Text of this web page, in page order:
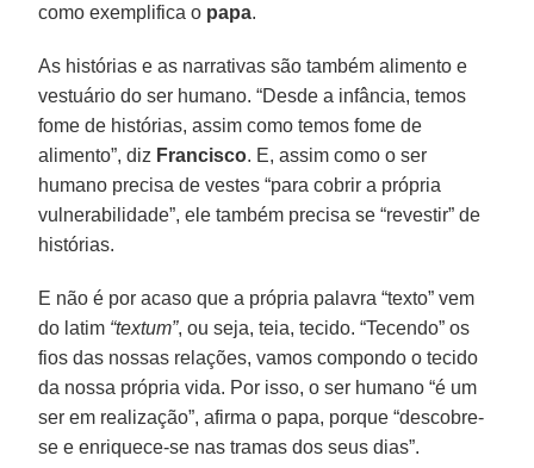
como exemplifica o papa.
As histórias e as narrativas são também alimento e
vestuário do ser humano. “Desde a infância, temos
fome de histórias, assim como temos fome de
alimento”, diz Francisco. E, assim como o ser
humano precisa de vestes “para cobrir a própria
vulnerabilidade”, ele também precisa se “revestir” de
histórias.
E não é por acaso que a própria palavra “texto” vem
do latim “textum”, ou seja, teia, tecido. “Tecendo” os
fios das nossas relações, vamos compondo o tecido
da nossa própria vida. Por isso, o ser humano “é um
ser em realização”, afirma o papa, porque “descobre-
se e enriquece-se nas tramas dos seus dias”.